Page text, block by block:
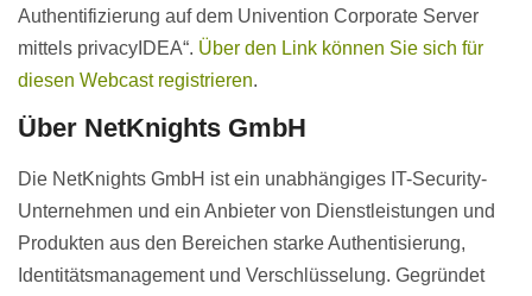
Authentifizierung auf dem Univention Corporate Server
mittels privacyIDEA“. Über den Link können Sie sich für
diesen Webcast registrieren.
Über NetKnights GmbH
Die NetKnights GmbH ist ein unabhängiges IT-Security-
Unternehmen und ein Anbieter von Dienstleistungen und
Produkten aus den Bereichen starke Authentisierung,
Identitätsmanagement und Verschlüsselung. Gegründet